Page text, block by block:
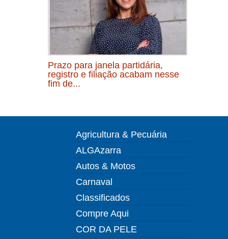
Prazo para janela partidária,
registro e filiação acabam nesse
fim de...
Agricultura & Pecuária
ALGAzarra
Autos & Motos
Carnaval
Classificados
Compre Aqui
COR DA PELE